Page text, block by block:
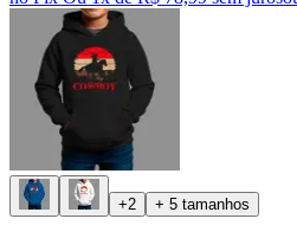
+2 + 5 tamanhos